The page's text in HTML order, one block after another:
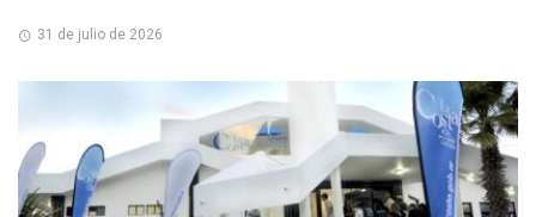
31 de julio de 2026